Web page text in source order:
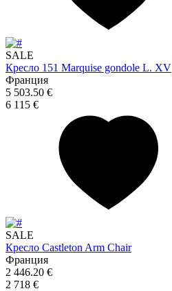
SALE
Кресло 151 Marquise gondole L. XV
Франция
5 503.50 €
6 115 €
SALE
Кресло Castleton Arm Chair
Франция
2 446.20 €
2 718 €